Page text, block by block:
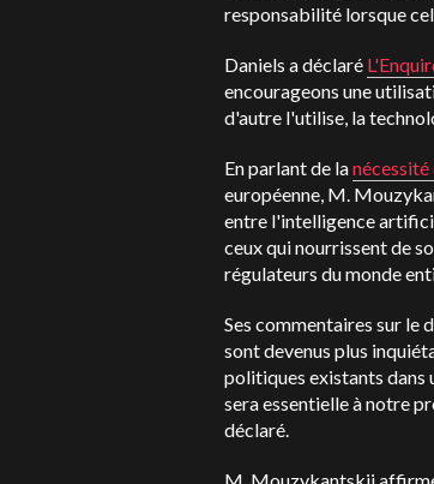
responsabilité lorsque
Daniels a déclaré
encourageons une
d'autre l'utilise, la
En parlant de la
européenne, M.
entre l'intelligence
ceux qui nourrissent de
régulateurs du monde
Ses commentaires sur le
sont devenus plus
politiques existants
sera essentielle à notre
déclaré.